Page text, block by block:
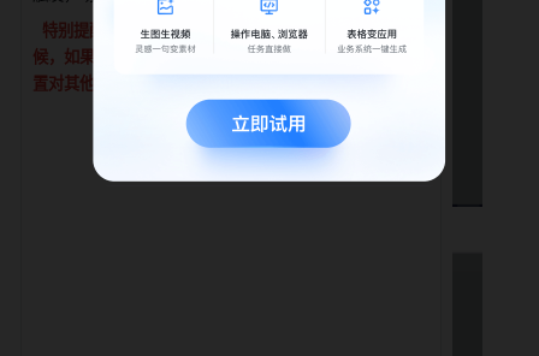
特别提醒：如果在选择指定部门新员工入职触发的时
候，如果企业内部没有开启组织架构全员可见，是无法设
置对其他部门设置“部门有新人入职”的触发条件的。